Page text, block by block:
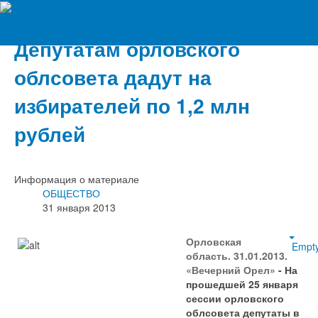
Депутатам орловского
облсовета дадут на
избирателей по 1,2 млн
рублей
Информация о материале
ОБЩЕСТВО
31 января 2013
Орловская
область. 31.01.2013.
«Вечерний Орел» - На
прошедшей 25 января
сессии орловского
облсовета депутаты в